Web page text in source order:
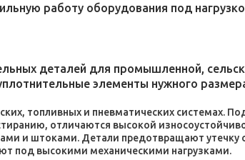
работу оборудования под
деталей для промышленной,
элементы нужного
топливных и пневматических системах.
отличаются высокой
и штоками. Детали предотвращают утечку
под высокими механическими нагрузками.